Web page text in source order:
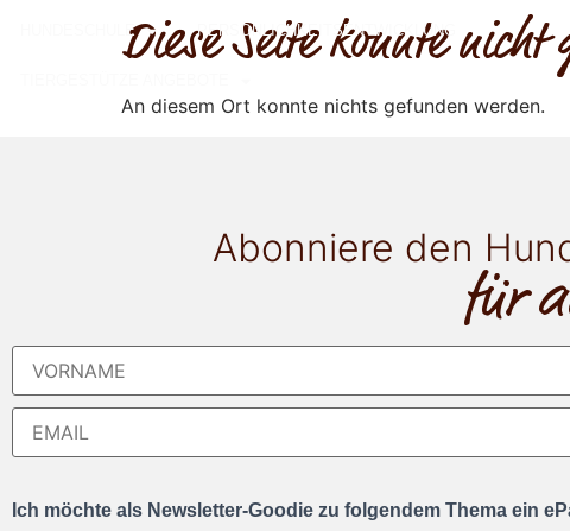
HUNDESCHULE PERSÖNLICHKEITSENTWICKLUNG
Diese Seite konnte
An diesem Ort konnte nichts gefunden werden.
Abonniere den
für
Ich möchte als Newsletter-Goodie zu folgendem Thema ein